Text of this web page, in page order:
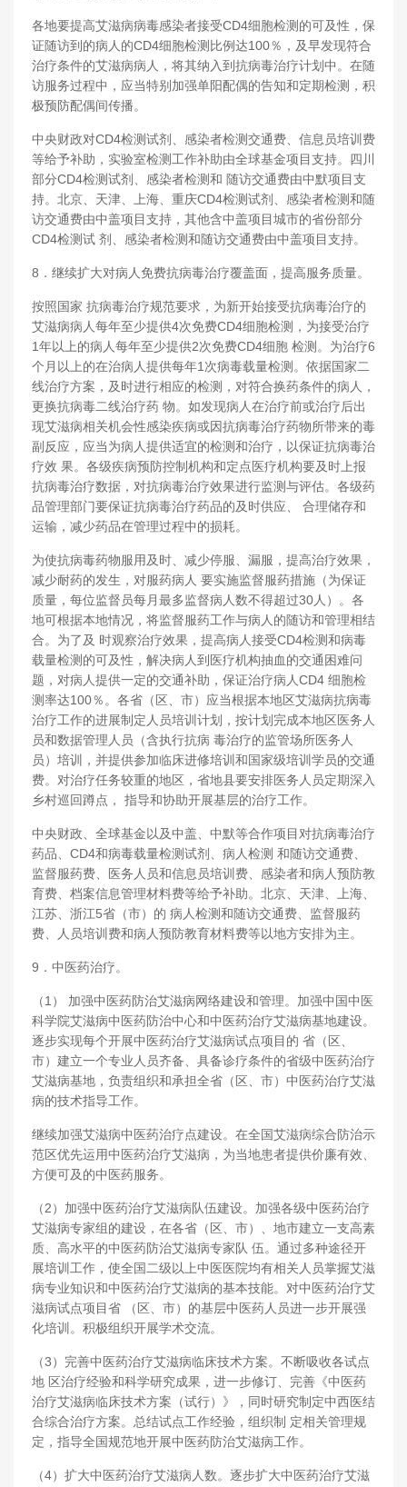
各地要提高艾滋病病毒感染者接受CD4细胞检测的可及性，保
证随访到的病人的CD4细胞检测比例达100％，及早发现符合
治疗条件的艾滋病病人，将其纳入到抗病毒治疗计划中。在随
访服务过程中，应当特别加强单阳配偶的告知和定期检测，积
极预防配偶间传播。
中央财政对CD4检测试剂、感染者检测交通费、信息员培训费
等给予补助，实验室检测工作补助由全球基金项目支持。四川
部分CD4检测试剂、感染者检测和 随访交通费由中默项目支
持。北京、天津、上海、重庆CD4检测试剂、感染者检测和随
访交通费由中盖项目支持，其他含中盖项目城市的省份部分
CD4检测试 剂、感染者检测和随访交通费由中盖项目支持。
8．继续扩大对病人免费抗病毒治疗覆盖面，提高服务质量。
按照国家 抗病毒治疗规范要求，为新开始接受抗病毒治疗的
艾滋病病人每年至少提供4次免费CD4细胞检测，为接受治疗
1年以上的病人每年至少提供2次免费CD4细胞 检测。为治疗6
个月以上的在治病人提供每年1次病毒载量检测。依据国家二
线治疗方案，及时进行相应的检测，对符合换药条件的病人，
更换抗病毒二线治疗药 物。如发现病人在治疗前或治疗后出
现艾滋病相关机会性感染疾病或因抗病毒治疗药物所带来的毒
副反应，应当为病人提供适宜的检测和治疗，以保证抗病毒治
疗效 果。各级疾病预防控制机构和定点医疗机构要及时上报
抗病毒治疗数据，对抗病毒治疗效果进行监测与评估。各级药
品管理部门要保证抗病毒治疗药品的及时供应、 合理储存和
运输，减少药品在管理过程中的损耗。
为使抗病毒药物服用及时、减少停服、漏服，提高治疗效果，
减少耐药的发生，对服药病人 要实施监督服药措施（为保证
质量，每位监督员每月最多监督病人数不得超过30人）。各
地可根据本地情况，将监督服药工作与病人的随访和管理相结
合。为了及 时观察治疗效果，提高病人接受CD4检测和病毒
载量检测的可及性，解决病人到医疗机构抽血的交通困难问
题，对病人提供一定的交通补助，保证治疗病人CD4 细胞检
测率达100％。各省（区、市）应当根据本地区艾滋病抗病毒
治疗工作的进展制定人员培训计划，按计划完成本地区医务人
员和数据管理人员（含执行抗病 毒治疗的监管场所医务人
员）培训，并提供参加临床进修培训和国家级培训学员的交通
费。对治疗任务较重的地区，省地县要安排医务人员定期深入
乡村巡回蹲点， 指导和协助开展基层的治疗工作。
中央财政、全球基金以及中盖、中默等合作项目对抗病毒治疗
药品、CD4和病毒载量检测试剂、病人检测 和随访交通费、
监督服药费、医务人员和信息员培训费、感染者和病人预防教
育费、档案信息管理材料费等给予补助。北京、天津、上海、
江苏、浙江5省（市）的 病人检测和随访交通费、监督服药
费、人员培训费和病人预防教育材料费等以地方安排为主。
9．中医药治疗。
（1） 加强中医药防治艾滋病网络建设和管理。加强中国中医
科学院艾滋病中医药防治中心和中医药治疗艾滋病基地建设。
逐步实现每个开展中医药治疗艾滋病试点项目的 省（区、
市）建立一个专业人员齐备、具备诊疗条件的省级中医药治疗
艾滋病基地，负责组织和承担全省（区、市）中医药治疗艾滋
病的技术指导工作。
继续加强艾滋病中医药治疗点建设。在全国艾滋病综合防治示
范区优先运用中医药治疗艾滋病，为当地患者提供价廉有效、
方便可及的中医药服务。
（2）加强中医药治疗艾滋病队伍建设。加强各级中医药治疗
艾滋病专家组的建设，在各省（区、市）、地市建立一支高素
质、高水平的中医药防治艾滋病专家队 伍。通过多种途径开
展培训工作，使全国二级以上中医医院均有相关人员掌握艾滋
病专业知识和中医药治疗艾滋病的基本技能。对中医药治疗艾
滋病试点项目省 （区、市）的基层中医药人员进一步开展强
化培训。积极组织开展学术交流。
（3）完善中医药治疗艾滋病临床技术方案。不断吸收各试点
地 区治疗经验和科学研究成果，进一步修订、完善《中医药
治疗艾滋病临床技术方案（试行）》，同时研究制定中西医结
合综合治疗方案。总结试点工作经验，组织制 定相关管理规
定，指导全国规范地开展中医药防治艾滋病工作。
（4）扩大中医药治疗艾滋病人数。逐步扩大中医药治疗艾滋